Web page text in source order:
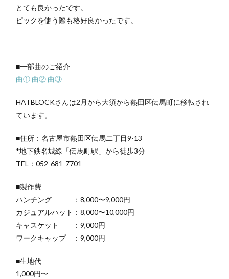
とても良かったです。
ピックを使う際も格好良かったです。
■一部曲のご紹介
曲① 曲② 曲③
HATBLOCKさんは2月から大須から熱田区伝馬町に移転され
ています。
■住所：名古屋市熱田区伝馬二丁目9-13
*地下鉄名城線「伝馬町駅」から徒歩3分
TEL：052-681-7701
■製作費
ハンチング ：8,000〜9,000円
カジュアルハット：8,000〜10,000円
キャスケット ：9,000円
ワークキャップ ：9,000円
■生地代
1,000円〜